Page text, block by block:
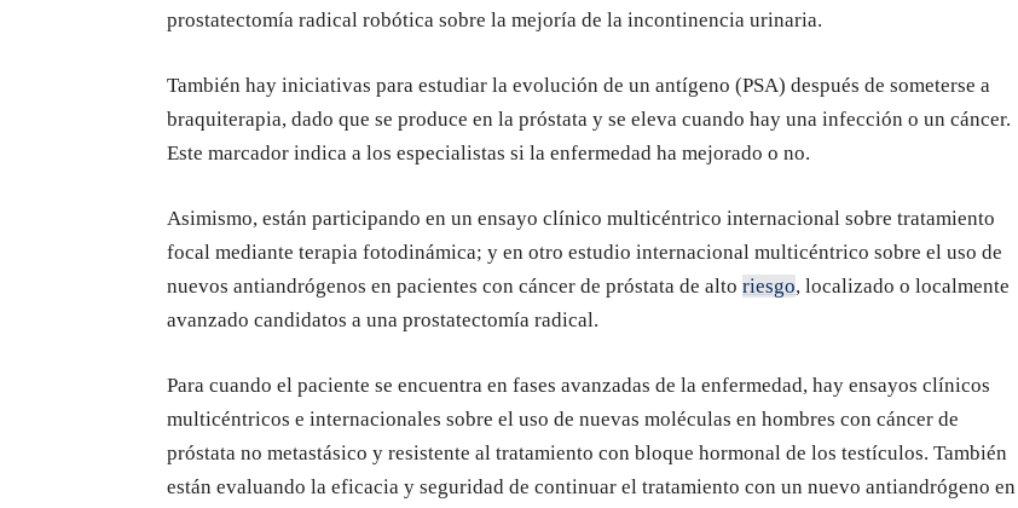
prostatectomía radical robótica sobre la mejoría de la incontinencia urinaria.
También hay iniciativas para estudiar la evolución de un antígeno (PSA) después de someterse a
braquiterapia, dado que se produce en la próstata y se eleva cuando hay una infección o un cáncer.
Este marcador indica a los especialistas si la enfermedad ha mejorado o no.
Asimismo, están participando en un ensayo clínico multicéntrico internacional sobre tratamiento
focal mediante terapia fotodinámica; y en otro estudio internacional multicéntrico sobre el uso de
nuevos antiandrógenos en pacientes con cáncer de próstata de alto riesgo, localizado o localmente
avanzado candidatos a una prostatectomía radical.
Para cuando el paciente se encuentra en fases avanzadas de la enfermedad, hay ensayos clínicos
multicéntricos e internacionales sobre el uso de nuevas moléculas en hombres con cáncer de
próstata no metastásico y resistente al tratamiento con bloque hormonal de los testículos. También
están evaluando la eficacia y seguridad de continuar el tratamiento con un nuevo antiandrógeno en